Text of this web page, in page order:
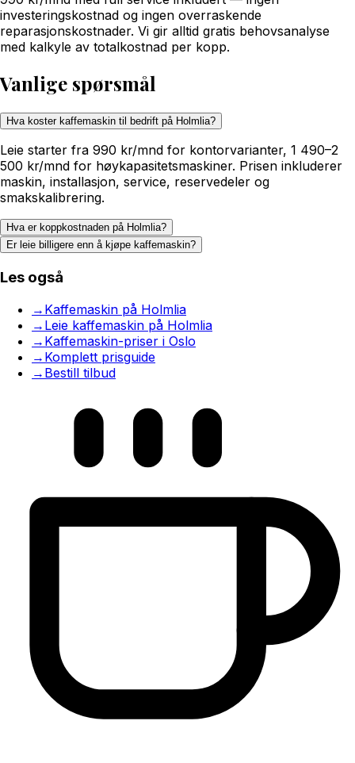
investeringskostnad og ingen overraskende
reparasjonskostnader. Vi gir alltid gratis behovsanalyse
med kalkyle av totalkostnad per kopp.
Vanlige spørsmål
Hva koster kaffemaskin til bedrift på Holmlia?
Leie starter fra 990 kr/mnd for kontorvarianter, 1 490–2
500 kr/mnd for høykapasitetsmaskiner. Prisen inkluderer
maskin, installasjon, service, reservedeler og
smakskalibrering.
Hva er koppkostnaden på Holmlia?
Er leie billigere enn å kjøpe kaffemaskin?
Les også
→ Kaffemaskin på Holmlia
→ Leie kaffemaskin på Holmlia
→ Kaffemaskin-priser i Oslo
→ Komplett prisguide
→ Bestill tilbud